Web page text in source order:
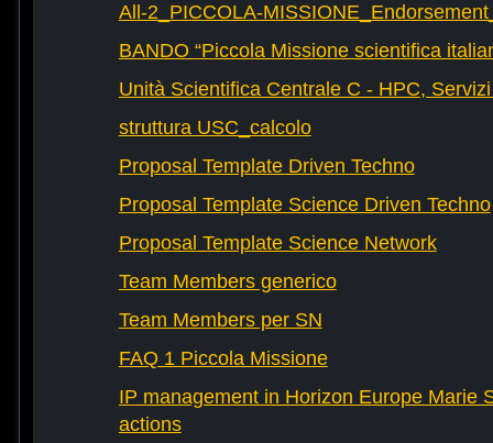
All-2_PICCOLA-
BANDO “Piccola Missione scientifica
Unità Scientifica Centrale C - HPC,
struttura USC_calcolo
Proposal Template Driven Techno
Proposal Template Science Driven Techno
Proposal Template Science Network
Team Members generico
Team Members per SN
FAQ 1 Piccola Missione
IP management in Horizon Europe Marie
actions